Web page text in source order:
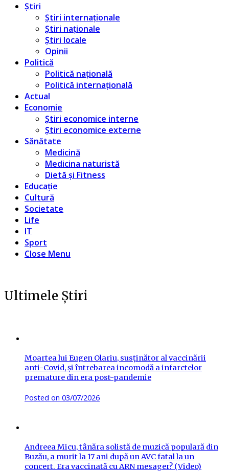
Știri
Știri internaționale
Știri naționale
Știri locale
Opinii
Politică
Politică națională
Politică internațională
Actual
Economie
Știri economice interne
Știri economice externe
Sănătate
Medicină
Medicina naturistă
Dietă și Fitness
Educație
Cultură
Societate
Life
IT
Sport
Close Menu
Ultimele Știri
Moartea lui Eugen Olariu, susținător al vaccinării
anti-Covid, și întrebarea incomodă a infarctelor
premature din era post-pandemie
Posted on 03/07/2026
Andreea Micu, tânăra solistă de muzică populară din
Buzău, a murit la 17 ani după un AVC fatal la un
concert. Era vaccinată cu ARN mesager? (Video)